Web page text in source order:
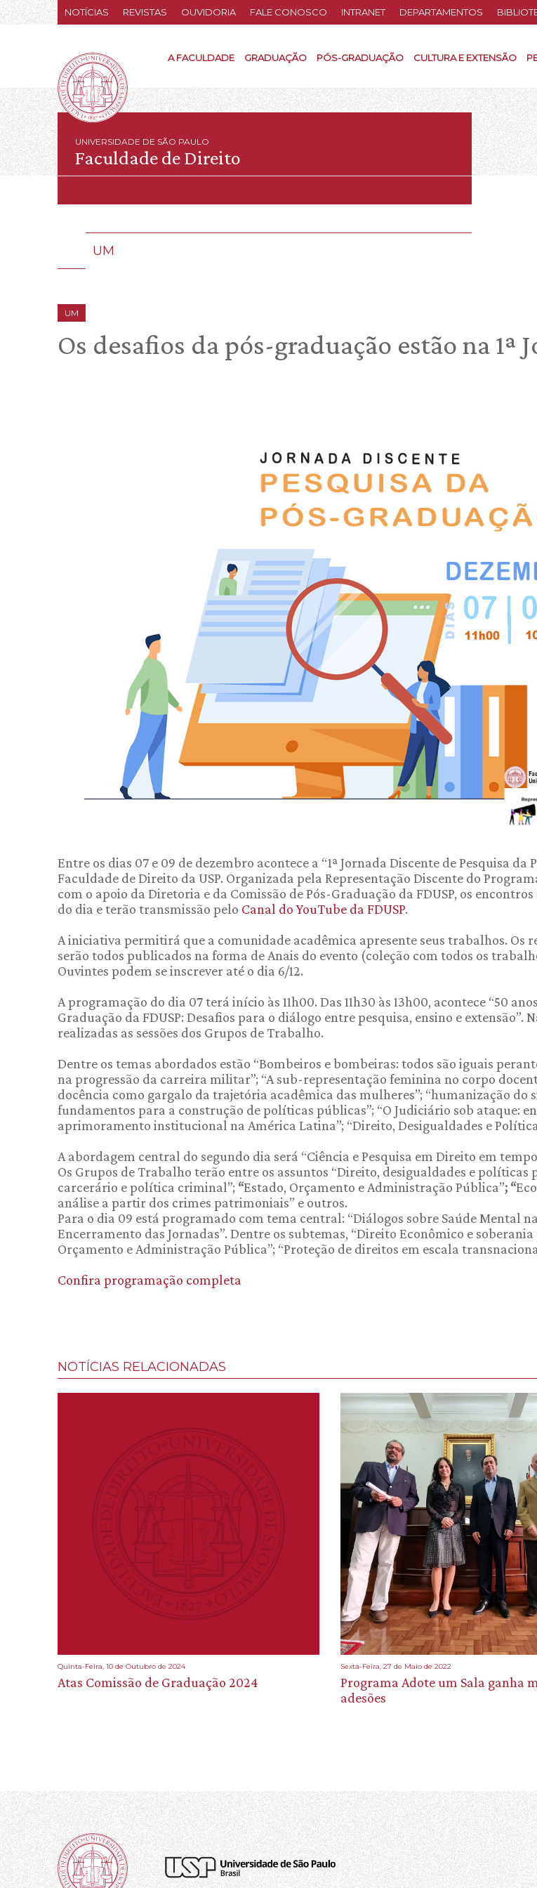
NOTÍCIAS REVISTAS OUVIDORIA FALE CONOSCO INTRANET DEPARTAMENTOS
A FACULDADE GRADUAÇÃO PÓS-GRADUAÇÃO CULTURA E EXTENSÃO
UNIVERSIDADE DE SÃO PAULO
Faculdade de Direito
UM
UM
Os desafios da pós-graduação estão na 1ª
Entre os dias 07 e 09 de dezembro acontece a “1ª Jornada Discente de Pesquisa da
Faculdade de Direito da USP. Organizada pela Representação Discente do
com o apoio da Diretoria e da Comissão de Pós-Graduação da FDUSP, os
do dia e terão transmissão pelo Canal do YouTube da FDUSP.
A iniciativa permitirá que a comunidade acadêmica apresente seus trabalhos. Os
serão todos publicados na forma de Anais do evento (coleção com todos os
Ouvintes podem se inscrever até o dia 6/12.
A programação do dia 07 terá início às 11h00. Das 11h30 às 13h00, acontece “50
Graduação da FDUSP: Desafios para o diálogo entre pesquisa, ensino e extensão”.
realizadas as sessões dos Grupos de Trabalho.
Dentre os temas abordados estão “Bombeiros e bombeiras: todos são iguais
na progressão da carreira militar”; “A sub-representação feminina no corpo
docência como gargalo da trajetória acadêmica das mulheres”; “humanização do
fundamentos para a construção de políticas públicas”; “O Judiciário sob ataque:
aprimoramento institucional na América Latina”; “Direito, Desigualdades e
A abordagem central do segundo dia será “Ciência e Pesquisa em Direito em
Os Grupos de Trabalho terão entre os assuntos “Direito, desigualdades e políticas
carcerário e política criminal”; “Estado, Orçamento e Administração Pública”; “
análise a partir dos crimes patrimoniais” e outros.
Para o dia 09 está programado com tema central: “Diálogos sobre Saúde Mental
Encerramento das Jornadas”. Dentre os subtemas, “Direito Econômico e
Orçamento e Administração Pública”; “Proteção de direitos em escala
Confira programação completa
NOTÍCIAS RELACIONADAS
Quinta-Feira, 10 de Outubro de 2024
Atas Comissão de Graduação 2024
Sexta-Feira, 27 de Maio de 2022
Programa Adote um Sala ganha
adesões